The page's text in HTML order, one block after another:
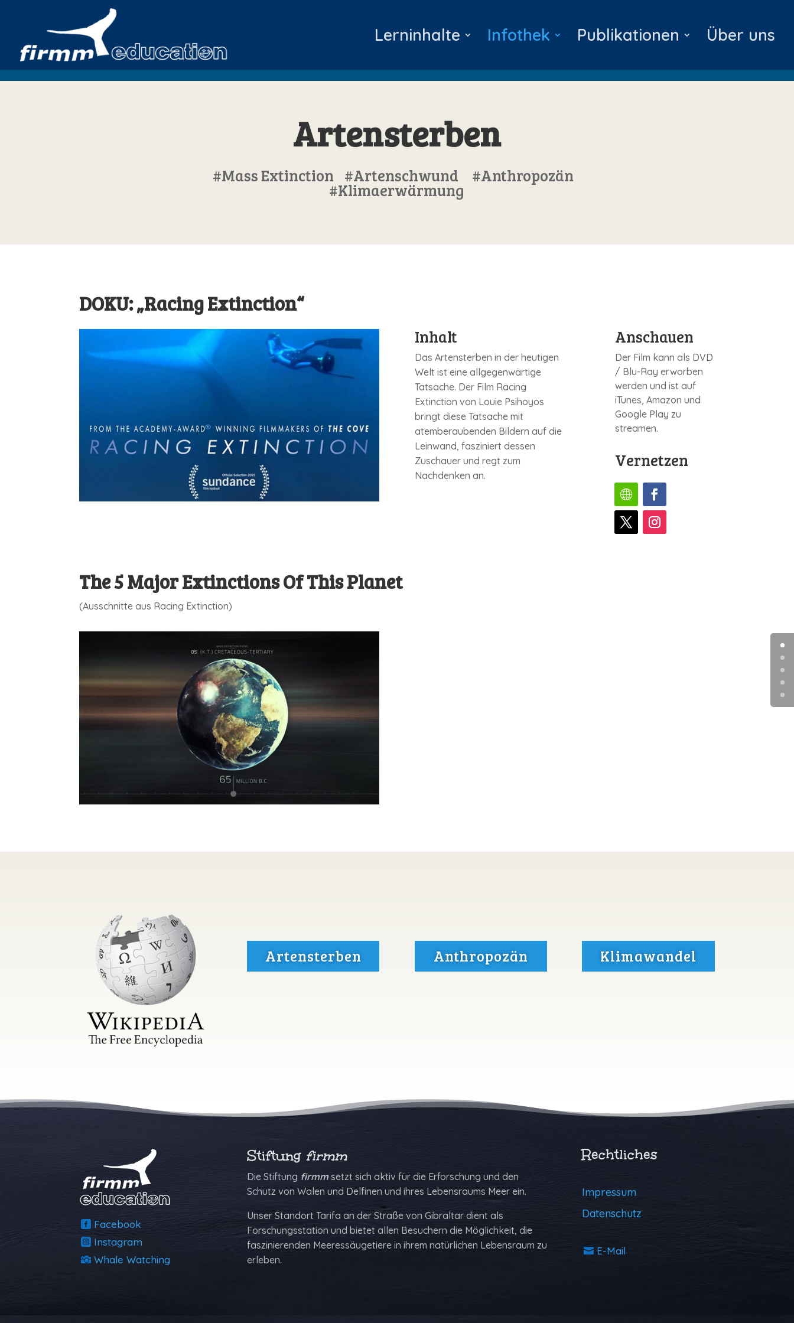
Lerninhalte Infothek Publikationen Über uns
Artensterben
#Mass Extinction #Artenschwund #Anthropozän
#Klimaerwärmung
DOKU: „Racing Extinction“
Inhalt
Das Artensterben in der heutigen
Welt ist eine allgegenwärtige
Tatsache. Der Film Racing
Extinction von Louie Psihoyos
bringt diese Tatsache mit
atemberaubenden Bildern auf die
Leinwand, fasziniert dessen
Zuschauer und regt zum
Nachdenken an.
Anschauen
Der Film kann als DVD
/ Blu-Ray erworben
werden und ist auf
iTunes, Amazon und
Google Play zu
streamen.
Vernetzen
The 5 Major Extinctions Of This Planet
(Ausschnitte aus Racing Extinction)
Artensterben Anthropozän Klimawandel
Facebook
Instagram
Whale Watching
Stiftung firmm
Die Stiftung firmmsetzt sich aktiv für die Erforschung und den
Schutz von Walen und Delfinen und ihres Lebensraums Meer ein.
Unser Standort Tarifa an der Straße von Gibraltar dient als
Forschungs­station und bietet allen Besuchern die Möglich­keit, die
faszinierenden Meeressäugetiere in ihrem natürlichen Lebens­raum zu
erleben.
Rechtliches
Impressum
Datenschutz
E-Mail